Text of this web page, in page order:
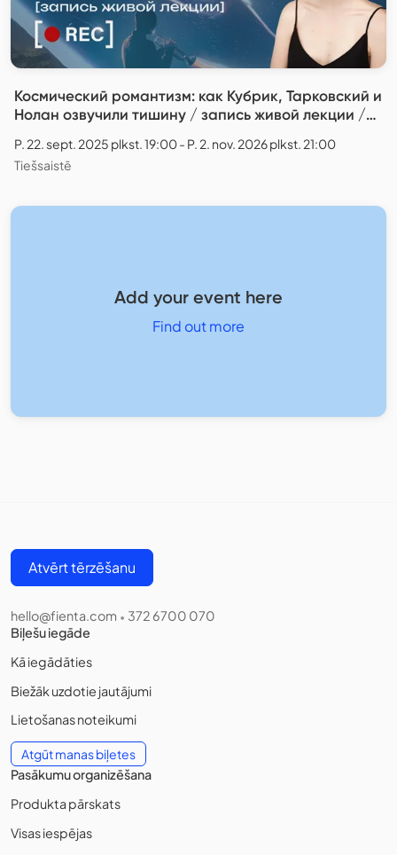
Космический романтизм: как Кубрик, Тарковский и
Нолан озвучили тишину / запись живой лекции /
P. 22. sept. 2025 plkst. 19:00 - P. 2. nov. 2026 plkst. 21:00
Tiešsaistē
Add your event here
Find out more
Atvērt tērzēšanu
hello@fienta.com • 372 6700 070
Biļešu iegāde
Kā iegādāties
Biežāk uzdotie jautājumi
Lietošanas noteikumi
Atgūt manas biļetes
Pasākumu organizēšana
Produkta pārskats
Visas iespējas